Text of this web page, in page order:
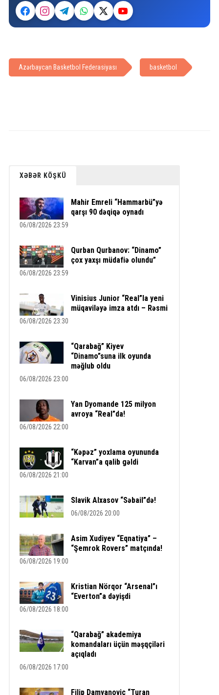
Azərbaycan Basketbol Federasiyası basketbol
XƏBƏR KÖŞKÜ
Mahir Emreli “Hammarbü”yə
qarşı 90 dəqiqə oynadı
06/08/2026 23:59
Qurban Qurbanov: “Dinamo”
çox yaxşı müdafiə olundu”
06/08/2026 23:59
Vinisius Junior “Real”la yeni
müqaviləyə imza atdı – Rəsmi
06/08/2026 23:30
“Qarabağ” Kiyev
“Dinamo”suna ilk oyunda
məğlub oldu
06/08/2026 23:00
Yan Dyomande 125 milyon
avroya “Real”da!
06/08/2026 22:00
“Kəpəz” yoxlama oyununda
“Karvan”a qalib gəldi
06/08/2026 21:00
Slavik Alxasov “Səbail”də!
06/08/2026 20:00
Asim Xudiyev “Eqnatiya” –
“Şemrok Rovers” matçında!
06/08/2026 19:00
Kristian Nörqor “Arsenal”ı
“Everton”a dəyişdi
06/08/2026 18:00
“Qarabağ” akademiya
komandaları üçün məşqçiləri
açıqladı
06/08/2026 17:00
Filip Damyanoviç “Turan